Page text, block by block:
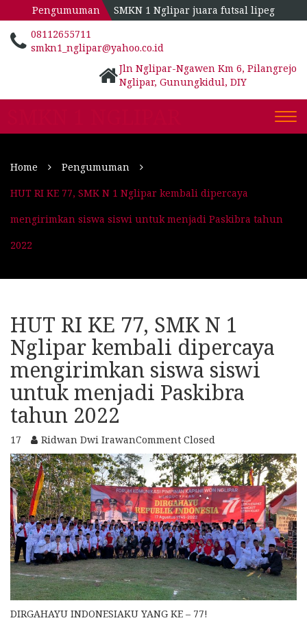
Pengumuman
SMKN 1 Nglipar juara futsal lipeg
08112655711
smkn1_nglipar@yahoo.co.id
Jln Nglipar-Ngawen Km 6, Pilangrejo
Nglipar, Gunungkidul, DIY
Home
Pengumuman
HUT RI KE 77, SMK N 1 Nglipar kembali dipercaya
mengirimkan siswa siswi untuk menjadi Paskibra tahun
2022
HUT RI KE 77, SMK N 1
Nglipar kembali dipercaya
mengirimkan siswa siswi
untuk menjadi Paskibra
tahun 2022
17 Ridwan Dwi IrawanComment Closed
DIRGAHAYU INDONESIAKU YANG KE – 77!